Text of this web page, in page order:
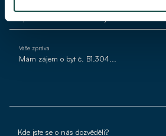
Vaše zpráva